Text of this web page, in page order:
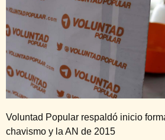
Voluntad Popular respaldó inicio
chavismo y la AN de 2015